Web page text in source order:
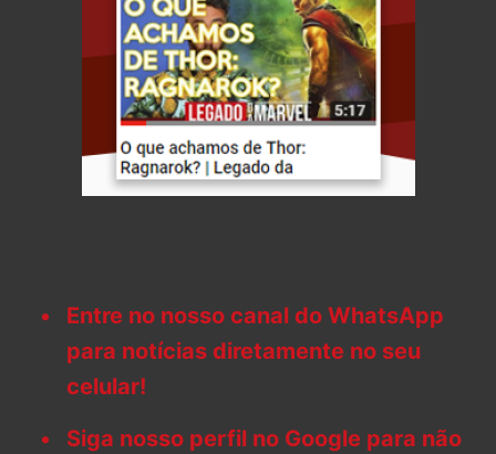
Entre no nosso canal do WhatsApp
para notícias diretamente no seu
celular!
Siga nosso perfil no Google para não